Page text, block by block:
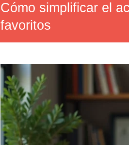
Cómo simplificar el
favoritos